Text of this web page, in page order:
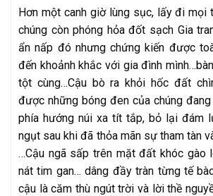
Hơn một canh giờ lùng sục, lấy đi mọi
chúng còn phóng hỏa đốt sạch Gia
ẩn nấp đó nhưng chứng kiến được
đến khoảnh khắc với gia đình
tột cùng…Cậu bò ra khỏi hốc đất
được những bóng đen của chúng
phía hướng núi xa tít tắp, bỏ lại đám
ngụt sau khi đã thỏa mãn sự tham tàn
…Cậu ngã sấp trên mặt đất khóc gào
nát tim gan… dâng đầy tràn từng tế
cậu là căm thù ngút trời và lời thề